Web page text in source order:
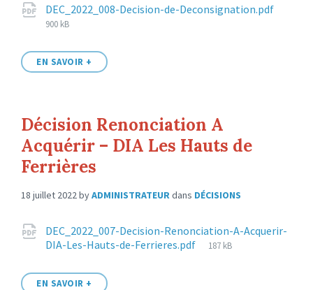
Attachments
DEC_2022_008-Decision-de-Deconsignation.pdf
900 kB
EN SAVOIR +
Décision Renonciation A
Acquérir – DIA Les Hauts de
Ferrières
18 juillet 2022byADMINISTRATEURdans DÉCISIONS
Attachments
DEC_2022_007-Decision-Renonciation-A-Acquerir-
DIA-Les-Hauts-de-Ferrieres.pdf
File
187 kB
EN SAVOIR +